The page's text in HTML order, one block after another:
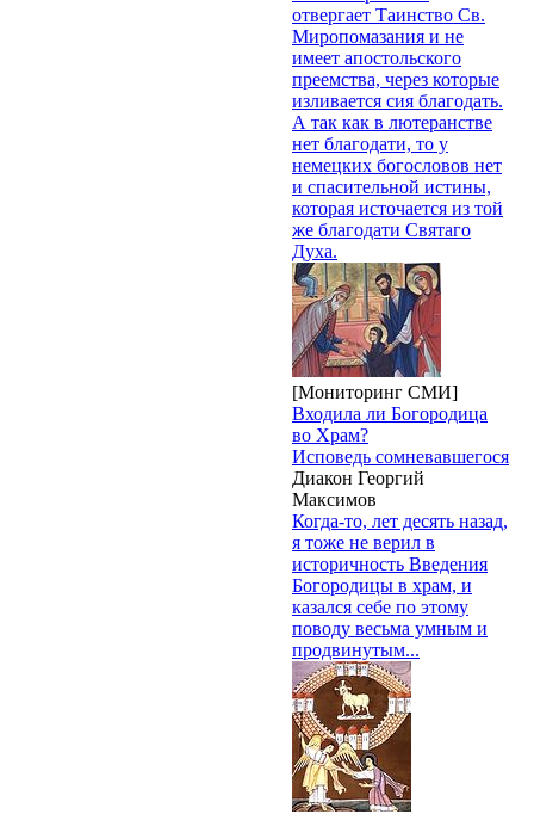
отвергает Таинство Св.
Миропомазания и не
имеет апостольского
преемства, через которые
изливается сия благодать.
А так как в лютеранстве
нет благодати, то у
немецких богословов нет
и спасительной истины,
которая источается из той
же благодати Святаго
Духа.
[Мониторинг СМИ]
Входила ли Богородица
во Храм?
Исповедь сомневавшегося
Диакон Георгий
Максимов
Когда-то, лет десять назад,
я тоже не верил в
историчность Введения
Богородицы в храм, и
казался себе по этому
поводу весьма умным и
продвинутым...